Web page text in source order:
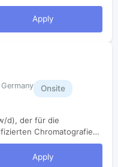
bei
Apply
Onsite
d), der für die
Chromatografie-
Inprozesskontrollen
Apply